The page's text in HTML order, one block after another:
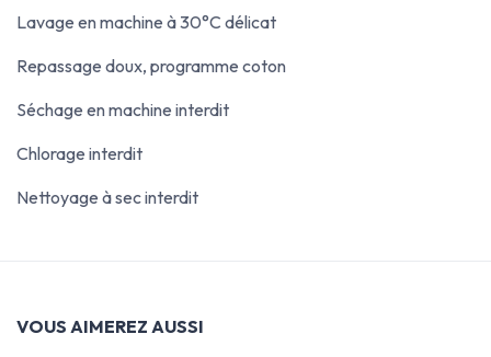
Lavage en machine à 30°C délicat
Repassage doux, programme coton
Séchage en machine interdit
Chlorage interdit
Nettoyage à sec interdit
VOUS AIMEREZ AUSSI